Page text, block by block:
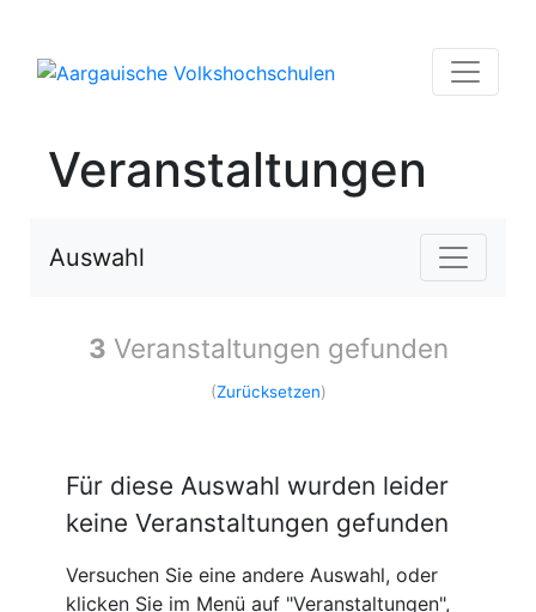
Veranstaltungen
Auswahl
3 Veranstaltungen gefunden
(Zurücksetzen)
Für diese Auswahl wurden leider
keine Veranstaltungen gefunden
Versuchen Sie eine andere Auswahl, oder
klicken Sie im Menü auf "Veranstaltungen",